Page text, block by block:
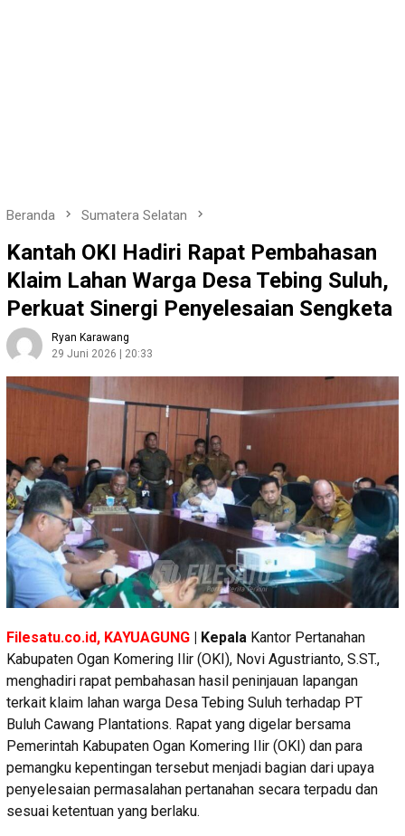
Beranda Sumatera Selatan
Kantah OKI Hadiri Rapat Pembahasan
Klaim Lahan Warga Desa Tebing Suluh,
Perkuat Sinergi Penyelesaian Sengketa
Ryan Karawang
29 Juni 2026 | 20:33
Filesatu.co.id, KAYUAGUNG | Kepala Kantor Pertanahan
Kabupaten Ogan Komering Ilir (OKI), Novi Agustrianto, S.ST.,
menghadiri rapat pembahasan hasil peninjauan lapangan
terkait klaim lahan warga Desa Tebing Suluh terhadap PT
Buluh Cawang Plantations. Rapat yang digelar bersama
Pemerintah Kabupaten Ogan Komering Ilir (OKI) dan para
pemangku kepentingan tersebut menjadi bagian dari upaya
penyelesaian permasalahan pertanahan secara terpadu dan
sesuai ketentuan yang berlaku.